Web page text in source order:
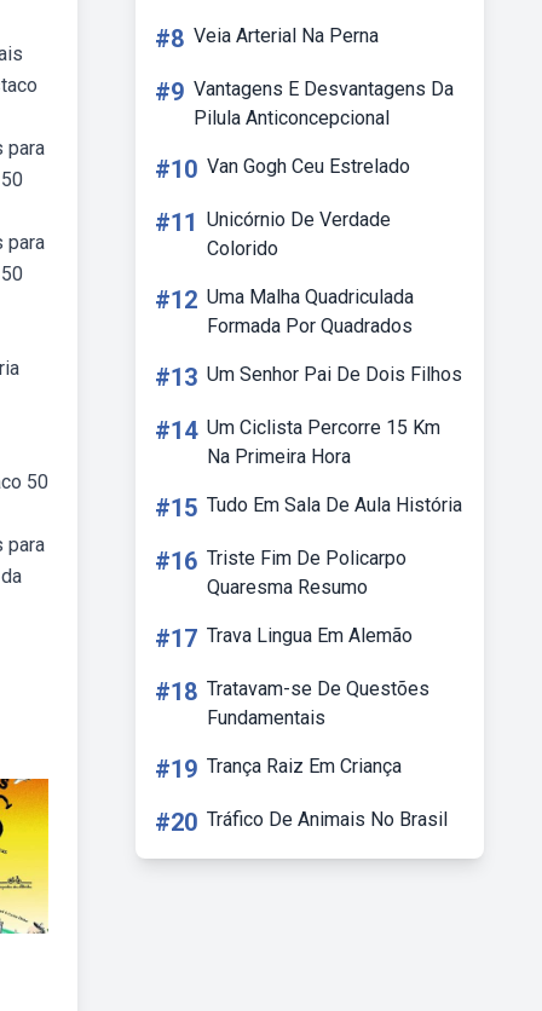
para
para
50
para
#8 Veia Arterial Na Perna
#9 Vantagens E Desvantagens Da
Pilula Anticoncepcional
#10 Van Gogh Ceu Estrelado
#11 Unicórnio De Verdade
Colorido
#12 Uma Malha Quadriculada
Formada Por Quadrados
#13 Um Senhor Pai De Dois Filhos
#14 Um Ciclista Percorre 15 Km
Na Primeira Hora
#15 Tudo Em Sala De Aula História
#16 Triste Fim De Policarpo
Quaresma Resumo
#17 Trava Lingua Em Alemão
#18 Tratavam-se De Questões
Fundamentais
#19 Trança Raiz Em Criança
#20 Tráfico De Animais No Brasil